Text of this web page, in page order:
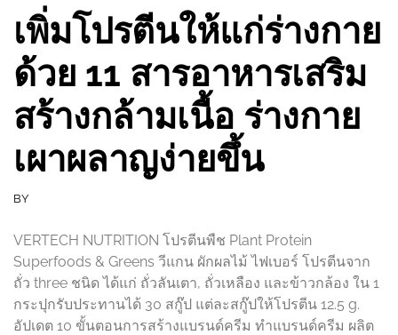
เพิ่มโปรตีนให้แก่ร่างกาย
ด้วย 11 สารอาหารเสริม
สร้างกล้ามเนื้อ ร่างกาย
เผาผลาญง่ายขึ้น
BY
VERTECH NUTRITION โปรตีนพืช Plant Protein
Superfoods & Greens วีแกน ผักผลไม้ ไฟเบอร์ โปรตีนจาก
ถั่ว three ชนิด ได้แก่ ถั่วลันเตา, ถั่วเหลือง และข้าวกล้อง ใน 1
กระปุกรับประทานได้ 30 สกู๊ป แต่ละสกู๊ปให้โปรตีน 12.5 g.
อัปเดต 10 ขั้นตอนการสร้างแบรนด์ครีม ทำแบรนด์ครีม ผลิต